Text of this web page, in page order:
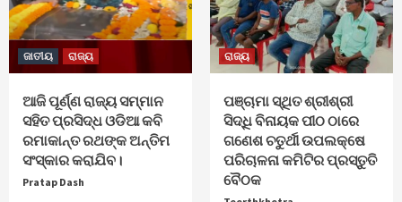
ଜାତୀୟ ରାଜ୍ୟ
ଆଜି ପୂର୍ଣ୍ଣ ରାଜ୍ୟ ସମ୍ମାନ
ସହିତ ପ୍ରସିଦ୍ଧ ଓଡିଆ କବି
ରମାକାନ୍ତ ରଥଙ୍କ ଅନ୍ତିମ
ସଂସ୍କାର କରାଯିବ।
Pratap Dash
ରାଜ୍ୟ
ପଞ୍ଚାମା ସ୍ଥିତ ଶ୍ରୀଶ୍ରୀ
ସିଦ୍ଧି ବିନାୟକ ପୀଠ ଠାରେ
ଗଣେଶ ଚତୁର୍ଥୀ ଉପଲକ୍ଷେ
ପରିଚାଳନା କମିଟିର ପ୍ରସ୍ତୁତି
ବୈଠକ